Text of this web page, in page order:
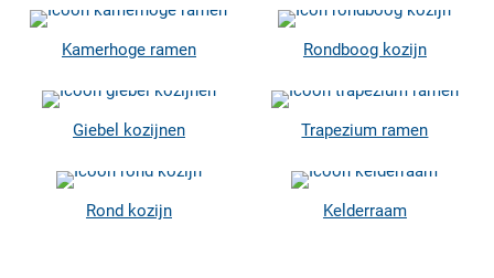
Kamerhoge ramen Rondboog kozijn
Giebel kozijnen Trapezium ramen
Rond kozijn Kelderraam